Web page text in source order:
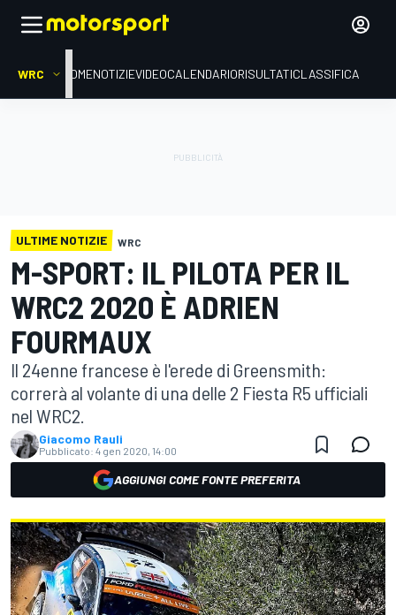
WRC HOMENOTIZIEVIDEOCALENDARIORISULTATICLASSIFICA
ULTIME NOTIZIE WRC
M-SPORT: IL PILOTA PER IL
WRC2 2020 È ADRIEN
FOURMAUX
Il 24enne francese è l'erede di Greensmith:
correrà al volante di una delle 2 Fiesta R5 ufficiali
nel WRC2.
Giacomo Rauli
Pubblicato: 4 gen 2020, 14:00
AGGIUNGI COME FONTE PREFERITA